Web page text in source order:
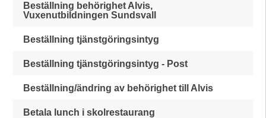
Beställning behörighet Alvis,
Vuxenutbildningen Sundsvall
Beställning tjänstgöringsintyg
Beställning tjänstgöringsintyg - Post
Beställning/ändring av behörighet till Alvis
Betala lunch i skolrestaurang